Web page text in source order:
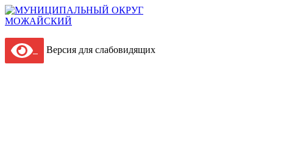
Версия для слабовидящих